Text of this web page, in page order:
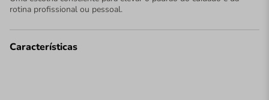
rotina profissional ou pessoal.
Características